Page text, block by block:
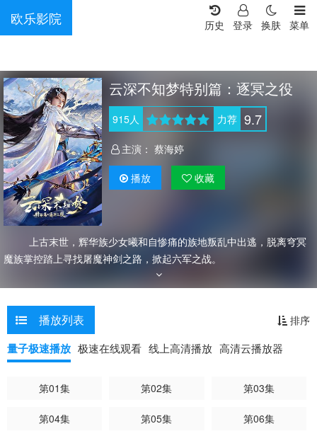
欧乐影院 菜单
换肤
登录
历史
云深不知梦特别篇：逐冥之役
915人 力荐 9.7
主演： 蔡海婷
播放 收藏
上古末世，辉华族少女曦和自惨痛的族地叛乱中出逃，脱离穹冥
魔族掌控踏上寻找屠魔神剑之路，掀起六军之战。
播放列表 排序
量子极速播放 极速在线观看 线上高清播放 高清云播放器
第01集 第02集 第03集
第04集 第05集 第06集